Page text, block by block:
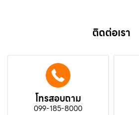
ติดต่อเรา
โทรสอบถาม
099-185-8000